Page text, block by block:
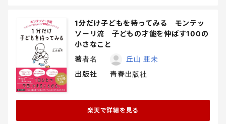
1分だけ子どもを待ってみる モンテッ
ソーリ流 子どもの才能を伸ばす100の
小さなこと
著者名
丘山 亜未
出版社
青春出版社
楽天で詳細を見る